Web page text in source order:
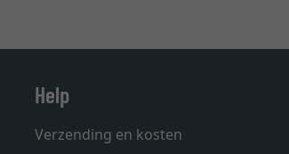
Help
Verzending en kosten